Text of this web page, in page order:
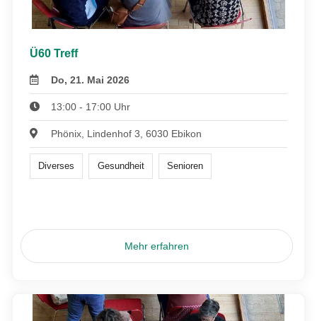
Ü60 Treff
Do, 21. Mai 2026
13:00 - 17:00 Uhr
Phönix, Lindenhof 3, 6030 Ebikon
Diverses Gesundheit Senioren
Mehr erfahren